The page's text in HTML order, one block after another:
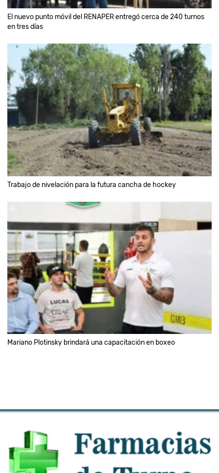
El nuevo punto móvil del RENAPER entregó cerca de 240 turnos
en tres días
Trabajo de nivelación para la futura cancha de hockey
Mariano Plotinsky brindará una capacitación en boxeo